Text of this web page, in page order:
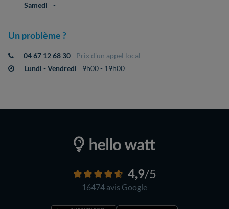
Samedi
-
Un problème ?
04 67 12 68 30
Prix d'un appel local
Lundi - Vendredi
9h00 - 19h00
4,9/5
16474 avis Google